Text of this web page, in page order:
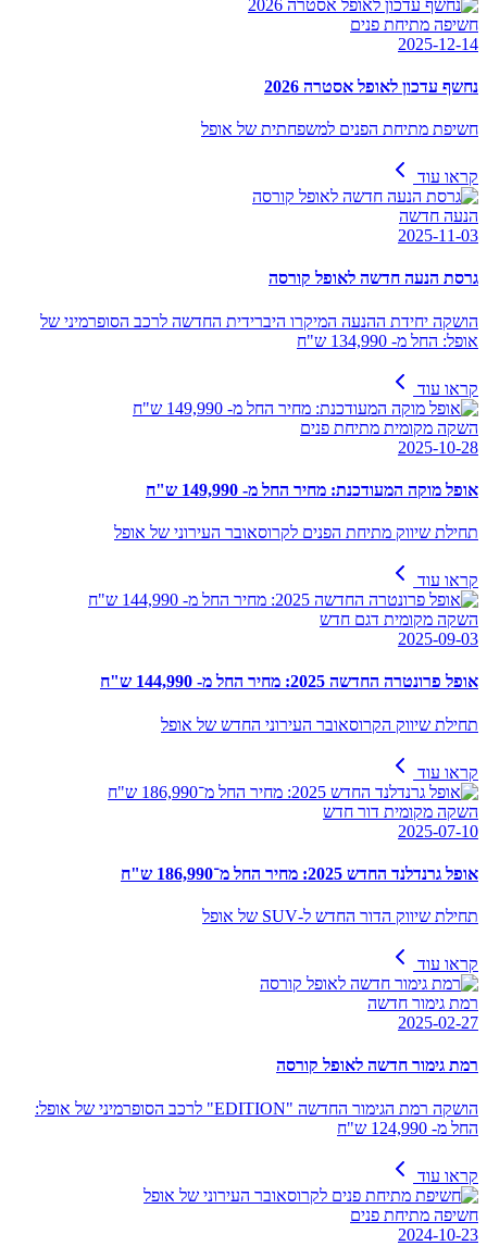
חשיפה מתיחת פנים
2025-12-14
נחשף עדכון לאופל אסטרה 2026
חשיפת מתיחת הפנים למשפחתית של אופל
קראו עוד
הנעה חדשה
2025-11-03
גרסת הנעה חדשה לאופל קורסה
הושקה יחידת ההנעה המיקרו היברידית החדשה לרכב הסופרמיני של
אופל: החל מ- 134,990 ש"ח
קראו עוד
השקה מקומית מתיחת פנים
2025-10-28
אופל מוקה המעודכנת: מחיר החל מ- 149,990 ש"ח
תחילת שיווק מתיחת הפנים לקרוסאובר העירוני של אופל
קראו עוד
השקה מקומית דגם חדש
2025-09-03
אופל פרונטרה החדשה 2025: מחיר החל מ- 144,990 ש"ח
תחילת שיווק הקרוסאובר העירוני החדש של אופל
קראו עוד
השקה מקומית דור חדש
2025-07-10
אופל גרנדלנד החדש 2025: מחיר החל מ־186,990 ש"ח
תחילת שיווק הדור החדש ל-SUV של אופל
קראו עוד
רמת גימור חדשה
2025-02-27
רמת גימור חדשה לאופל קורסה
הושקה רמת הגימור החדשה "EDITION" לרכב הסופרמיני של אופל:
החל מ- 124,990 ש"ח
קראו עוד
חשיפה מתיחת פנים
2024-10-23